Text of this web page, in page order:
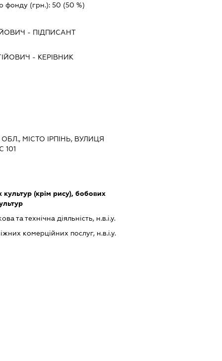
фонду (грн.): 50 (50 %)
- ПІДПИСАНТ
- КЕРІВНИК
МІСТО ІРПІНЬ, ВУЛИЦЯ
101
(крім рису), бобових
та технічна діяльність, н.в.і.у.
комерційних послуг, н.в.і.у.